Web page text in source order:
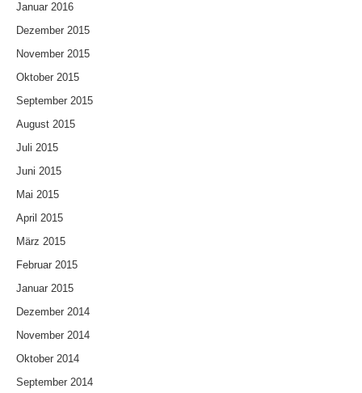
Januar 2016
Dezember 2015
November 2015
Oktober 2015
September 2015
August 2015
Juli 2015
Juni 2015
Mai 2015
April 2015
März 2015
Februar 2015
Januar 2015
Dezember 2014
November 2014
Oktober 2014
September 2014